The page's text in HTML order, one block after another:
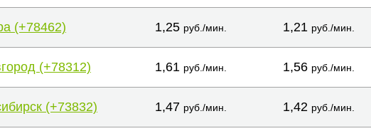
(+78462) 1,25 руб./мин. 1,21 руб./мин.
(+78312) 1,61 руб./мин. 1,56 руб./мин.
(+73832) 1,47 руб./мин. 1,42 руб./мин.